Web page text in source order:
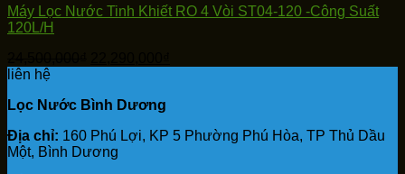
Máy Lọc Nước Tinh Khiết RO 4 Vòi ST04-120 -Công Suất
120L/H
24,500,000₫.
liên hệ
Lọc Nước Bình Dương
Địa chỉ: 160 Phú Lợi, KP 5 Phường Phú Hòa, TP Thủ Dầu
Một, Bình Dương